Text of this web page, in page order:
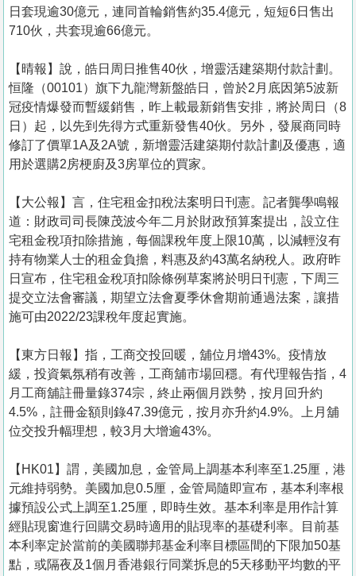
關
於
們
日套現逾30億元，連同首輪銷售約35.4億元，短短6日售出
710伙，共套現逾66億元。
【晴報】說，皓日周日推售40伙，增靈活建築期付款計劃。
恒隆（00101）旗下九龍灣新盤皓日，曾於2月底因第5波新
冠疫情爆發而暫緩銷售，昨上載最新銷售安排，將於周日（8
日）起，以先到先得方式重新發售40伙。另外，發展商同時
修訂了價單1A及2A號，新增靈活建築期付款計劃及優惠，適
用於選購2房梗廚及3房單位的買家。
【大公報】言， 住宅租金扣稅法案明日刊憲。記者龔學鳴報
道：財政司司長陳茂波今年二月於財政預算案提出，設立住
宅租金稅項扣除措施，每個課稅年度上限10萬，以減輕沒有
持有物業人士的租金負擔，料惠及約43萬名納稅人。政府昨
日宣布，住宅租金稅項扣除條例草案將於明日刊憲，下周三
提交立法會審議，期望立法會夏季休會期前通過法案，讓措
施可由2022/23課稅年度起實施。
【東方日報】指，工商交投回暖，舖位月增43%。疫情放
緩，投資氣氛稍有改善，工商舖市場回穩。有代理報告指，4
月工商舖註冊量錄374宗，終止兩個月跌勢，按月回升約
4.5%，註冊金額則錄47.39億元，按月亦升約4.9%。上月舖
位交投升幅理想，較3月大增逾43%。
【HK01】謂，美國加息，金管局上調基本利率至1.25厘，港
元維持弱勢。美國加息0.5厘，金管局隨即宣布，基本利率根
據預設公式上調至1.25厘，即時生效。基本利率是用作計算
經貼現窗進行回購交易時適用的貼現率的基礎利率。目前基
本利率定於當前的美國聯邦基金利率目標區間的下限加50基
點，或隔夜及1個月香港銀行同業拆息的5天移動平均數的平